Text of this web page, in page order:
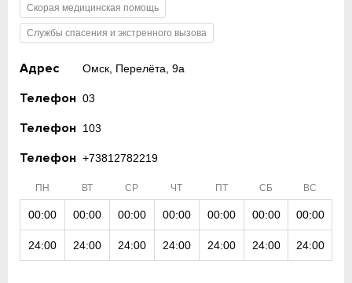
Скорая медицинская помощь
Службы спасения и экстренного вызова
Адрес Омск, Перелёта, 9а
Телефон 03
Телефон 103
Телефон +73812782219
ПН ВТ СР ЧТ ПТ СБ ВС
00:00 00:00 00:00 00:00 00:00 00:00 00:00
24:00 24:00 24:00 24:00 24:00 24:00 24:00